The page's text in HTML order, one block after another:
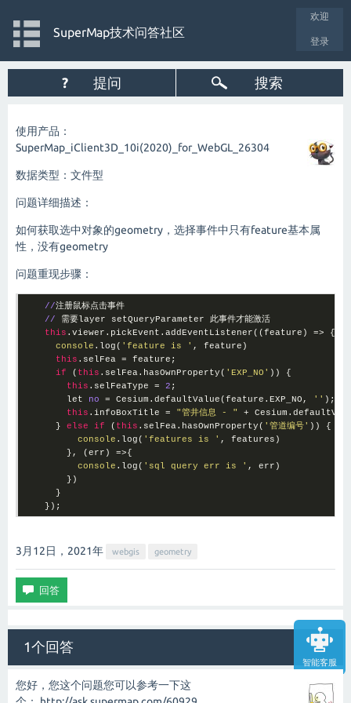
智能客服
欢迎
登录
SuperMap技术问答社区
? 提问 搜索
使用产品：
SuperMap_iClient3D_10i(2020)_for_WebGL_26304
数据类型：文件型
问题详细描述：
如何获取选中对象的geometry，选择事件中只有feature基本属
性，没有geometry
问题重现步骤：
//注册鼠标点击事件
// 需要layer setQueryParameter 此事件才能激活
this .viewer.pickEvent.addEventListener( (feature) => {
console .log( 'feature is ' , feature)
this .selFea = feature;
if ( this .selFea.hasOwnProperty( 'EXP_NO' )) {
this .selFeaType = 2 ;
        let
no = Cesium.defaultValue(feature.EXP_NO, '' );
this .infoBoxTitle = "管井信息 - "
+
      }
else if ( this .selFea.hasOwnProperty( '管道编号' )) {
console .log( 'features is ' , features)
        },
(err) =>{
console .log( 'sql query err is ' , err)
        })
      }
    });
3月12日，2021年 webgis geometry
1个回答
您好，您这个问题您可以参考一下这